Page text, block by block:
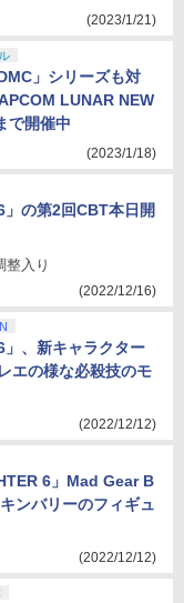
(2023/1/21)
」シリーズも対
LUNAR NEW
で開催中
(2023/1/18)
」の第2回CBT本日開
整入り
(2022/12/16)
」、新キャラクター
エの様な必殺技のモ
(2022/12/12)
6」Mad Gear B
ンバリーのフィギュ
(2022/12/12)